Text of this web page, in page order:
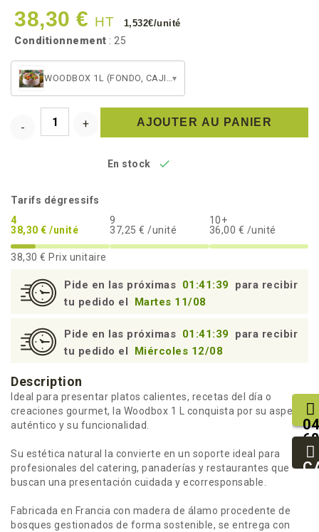
38,30 € HT 1,532€/unité
Conditionnement : 25
WOODBOX 1L (FONDO, CAJITA BLANCA, TAPA)▾
AJOUTER AU PANIER
En stock 
Tarifs dégressifs
4
38,30 € /unité
9
37,25 € /unité
10+
36,00 € /unité
38,30 € Prix unitaire
Pide en las próximas 01:41:39 para recibir
tu pedido el
Martes 11/08
Pide en las próximas 01:41:39 para recibir
tu pedido el
Miércoles 12/08
Description
Ideal para presentar platos calientes, recetas del día o
creaciones gourmet, la Woodbox 1 L conquista por su aspecto
auténtico y su funcionalidad.
Su estética natural la convierte en un soporte ideal para
profesionales del catering, panaderías y restaurantes que
buscan una presentación cuidada y ecorresponsable.
Fabricada en Francia con madera de álamo procedente de
bosques gestionados de forma sostenible, se entrega con
04
68
25
93